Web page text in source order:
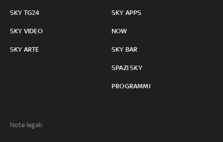
SKY TG24
SKY VIDEO
SKY ARTE
SKY APPS
NOW
SKY BAR
SPAZI SKY
PROGRAMMI
Note legali: